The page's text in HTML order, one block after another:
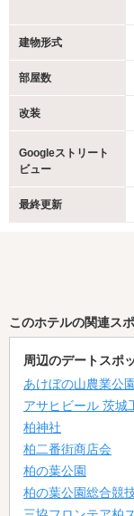
建物形式
部屋数
改装
Googleストリート
ビュー
最終更新
このホテルの関連ス
周辺のデートスポ
あけぼの山農業公園
アサヒビール 茨城
柏神社
柏二番街商店会
柏の葉公園
柏の葉公園総合競